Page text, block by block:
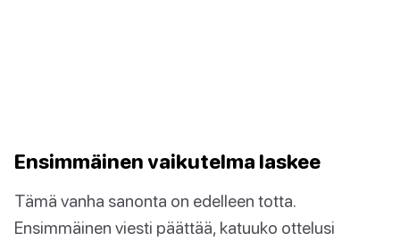
Ensimmäinen vaikutelma laskee
Tämä vanha sanonta on edelleen totta.
Ensimmäinen viesti päättää, katuuko ottelusi